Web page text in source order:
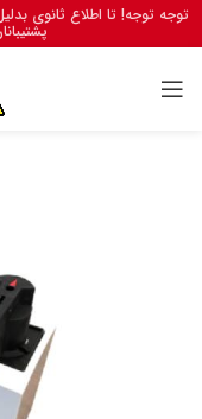
توجه توجه! تا اطلاع ثانوی